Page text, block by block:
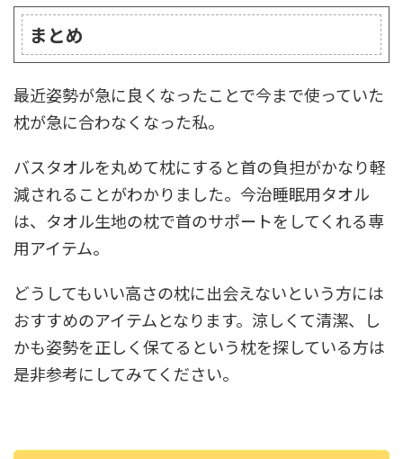
まとめ
最近姿勢が急に良くなったことで今まで使っていた
枕が急に合わなくなった私。
バスタオルを丸めて枕にすると首の負担がかなり軽
減されることがわかりました。今治睡眠用タオル
は、タオル生地の枕で首のサポートをしてくれる専
用アイテム。
どうしてもいい高さの枕に出会えないという方には
おすすめのアイテムとなります。涼しくて清潔、し
かも姿勢を正しく保てるという枕を探している方は
是非参考にしてみてください。